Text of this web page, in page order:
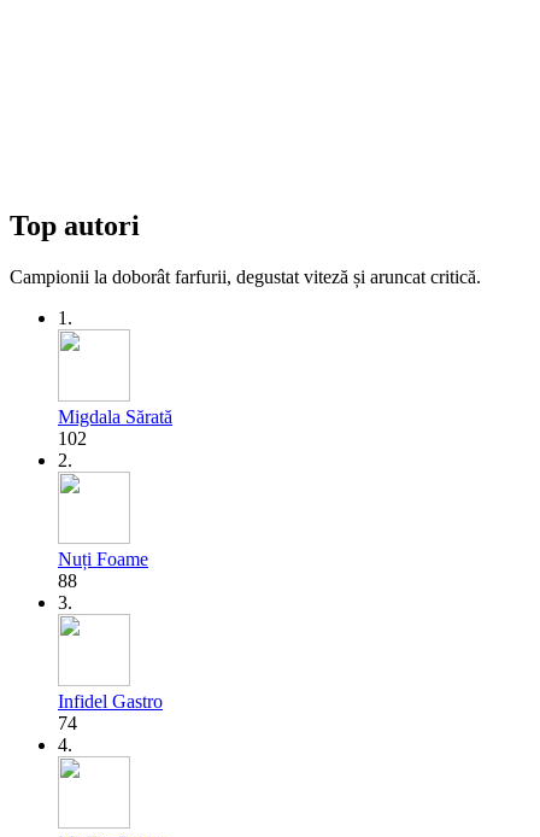
Top autori
Campionii la doborât farfurii, degustat viteză și aruncat critică.
1.
Migdala Sărată
102
2.
Nuți Foame
88
3.
Infidel Gastro
74
4.